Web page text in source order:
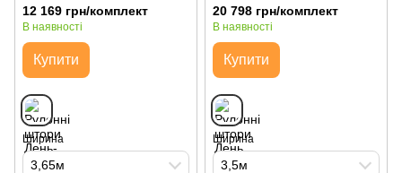
12 169 грн/комплект
В наявності
Купити
Ширина
3,65м
20 798 грн/комплект
В наявності
Купити
Ширина
3,5м